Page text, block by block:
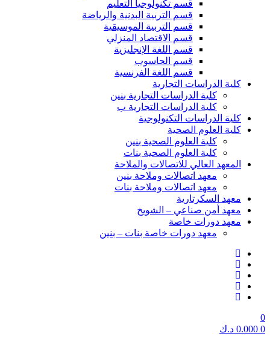
قسم تكنولوجيا التعليم
قسم التربية البدنية والرياضة
قسم التربية الموسيقية
قسم الاقتصاد المنزلي
قسم اللغة الإنجليزية
قسم الحاسوب
قسم اللغة الفرنسية
كلية الدراسات التجارية
كلية الدراسات التجارية بنين
كلية الدراسات التجارية ب
كلية الدراسات التكنولوجية
كلية العلوم الصحية
كلية العلوم الصحية بنين
كلية العلوم الصحية بنات
المعهد العالي للاتصالات والملاحة
معهد اتصالات وملاحة بنين
معهد اتصالات وملاحة بنات
معهد السكرتارية
معهد أمن صناعي – الشويخ
معهد دورات خاصة
معهد دورات خاصة بنات – بنين
0
0
0.000 د.ك